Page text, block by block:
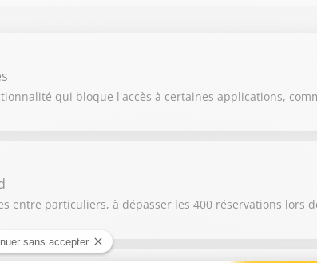
qui bloque l'accès à certaines applications,
entre particuliers, à dépasser les 400 réservations lors